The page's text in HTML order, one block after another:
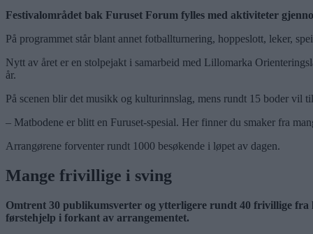
Festivalområdet bak Furuset Forum fylles med aktiviteter
På programmet står blant annet fotballturnering, hoppeslott, leker,
Nytt av året er en stolpejakt i samarbeid med Lillomarka
år.
På scenen blir det musikk og kulturinnslag, mens rundt 15 boder vil
– Matbodene er blitt en Furuset-spesial. Her finner du smaker fra
Arrangørene forventer rundt 1000 besøkende i løpet av dagen.
Mange frivillige i sving
Omtrent 30 publikumsverter og ytterligere rundt 40 frivillige
førstehjelp i forkant av arrangementet.